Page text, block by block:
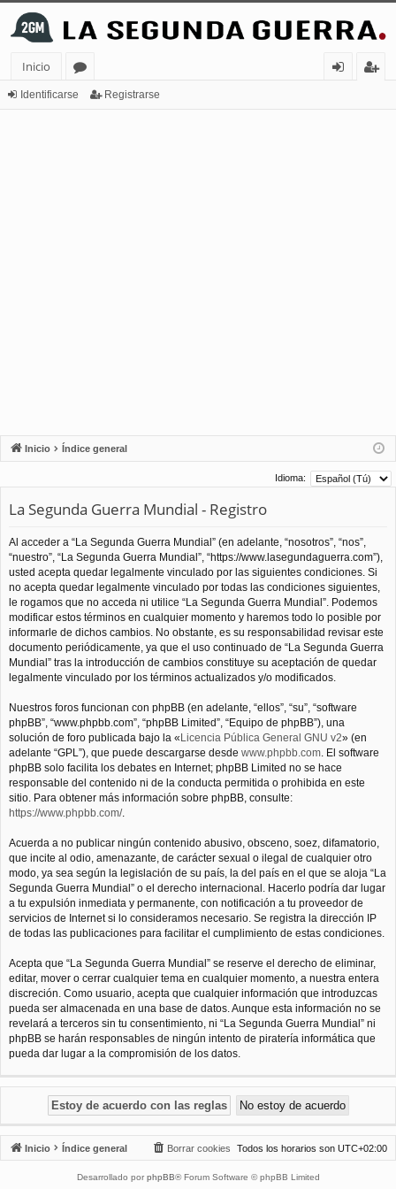
Inicio
or
Identificarse Registrarse
Inicio Índice general
Idioma:
La Segunda Guerra Mundial - Registro
Al acceder a “La Segunda Guerra Mundial” (en adelante, “nosotros”, “nos”,
“nuestro”, “La Segunda Guerra Mundial”, “https://www.lasegundaguerra.com”),
usted acepta quedar legalmente vinculado por las siguientes condiciones. Si
no acepta quedar legalmente vinculado por todas las condiciones siguientes,
le rogamos que no acceda ni utilice “La Segunda Guerra Mundial”. Podemos
modificar estos términos en cualquier momento y haremos todo lo posible por
informarle de dichos cambios. No obstante, es su responsabilidad revisar este
documento periódicamente, ya que el uso continuado de “La Segunda Guerra
Mundial” tras la introducción de cambios constituye su aceptación de quedar
legalmente vinculado por los términos actualizados y/o modificados.
Nuestros foros funcionan con phpBB (en adelante, “ellos”, “su”, “software
phpBB”, “www.phpbb.com”, “phpBB Limited”, “Equipo de phpBB”), una
solución de foro publicada bajo la «Licencia Pública General GNU v2» (en
adelante “GPL”), que puede descargarse desde www.phpbb.com. El software
phpBB solo facilita los debates en Internet; phpBB Limited no se hace
responsable del contenido ni de la conducta permitida o prohibida en este
sitio. Para obtener más información sobre phpBB, consulte:
https://www.phpbb.com/.
Acuerda a no publicar ningún contenido abusivo, obsceno, soez, difamatorio,
que incite al odio, amenazante, de carácter sexual o ilegal de cualquier otro
modo, ya sea según la legislación de su país, la del país en el que se aloja “La
Segunda Guerra Mundial” o el derecho internacional. Hacerlo podría dar lugar
a tu expulsión inmediata y permanente, con notificación a tu proveedor de
servicios de Internet si lo consideramos necesario. Se registra la dirección IP
de todas las publicaciones para facilitar el cumplimiento de estas condiciones.
Acepta que “La Segunda Guerra Mundial” se reserve el derecho de eliminar,
editar, mover o cerrar cualquier tema en cualquier momento, a nuestra entera
discreción. Como usuario, acepta que cualquier información que introduzcas
pueda ser almacenada en una base de datos. Aunque esta información no se
revelará a terceros sin tu consentimiento, ni “La Segunda Guerra Mundial” ni
phpBB se harán responsables de ningún intento de piratería informática que
pueda dar lugar a la compromisión de los datos.
Inicio Índice general Todos los horarios son UTC+02:00
Borrar cookies
Desarrollado por phpBB® Forum Software © phpBB Limited